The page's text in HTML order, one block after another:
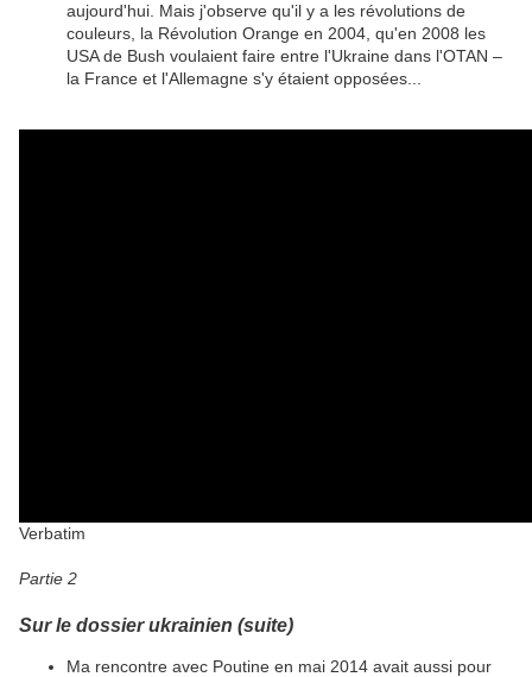
aujourd'hui. Mais j'observe qu'il y a les révolutions de
couleurs, la Révolution Orange en 2004, qu'en 2008 les
USA de Bush voulaient faire entre l'Ukraine dans l'OTAN –
la France et l'Allemagne s'y étaient opposées...
Verbatim
Partie 2
Sur le dossier ukrainien (suite)
Ma rencontre avec Poutine en mai 2014 avait aussi pour